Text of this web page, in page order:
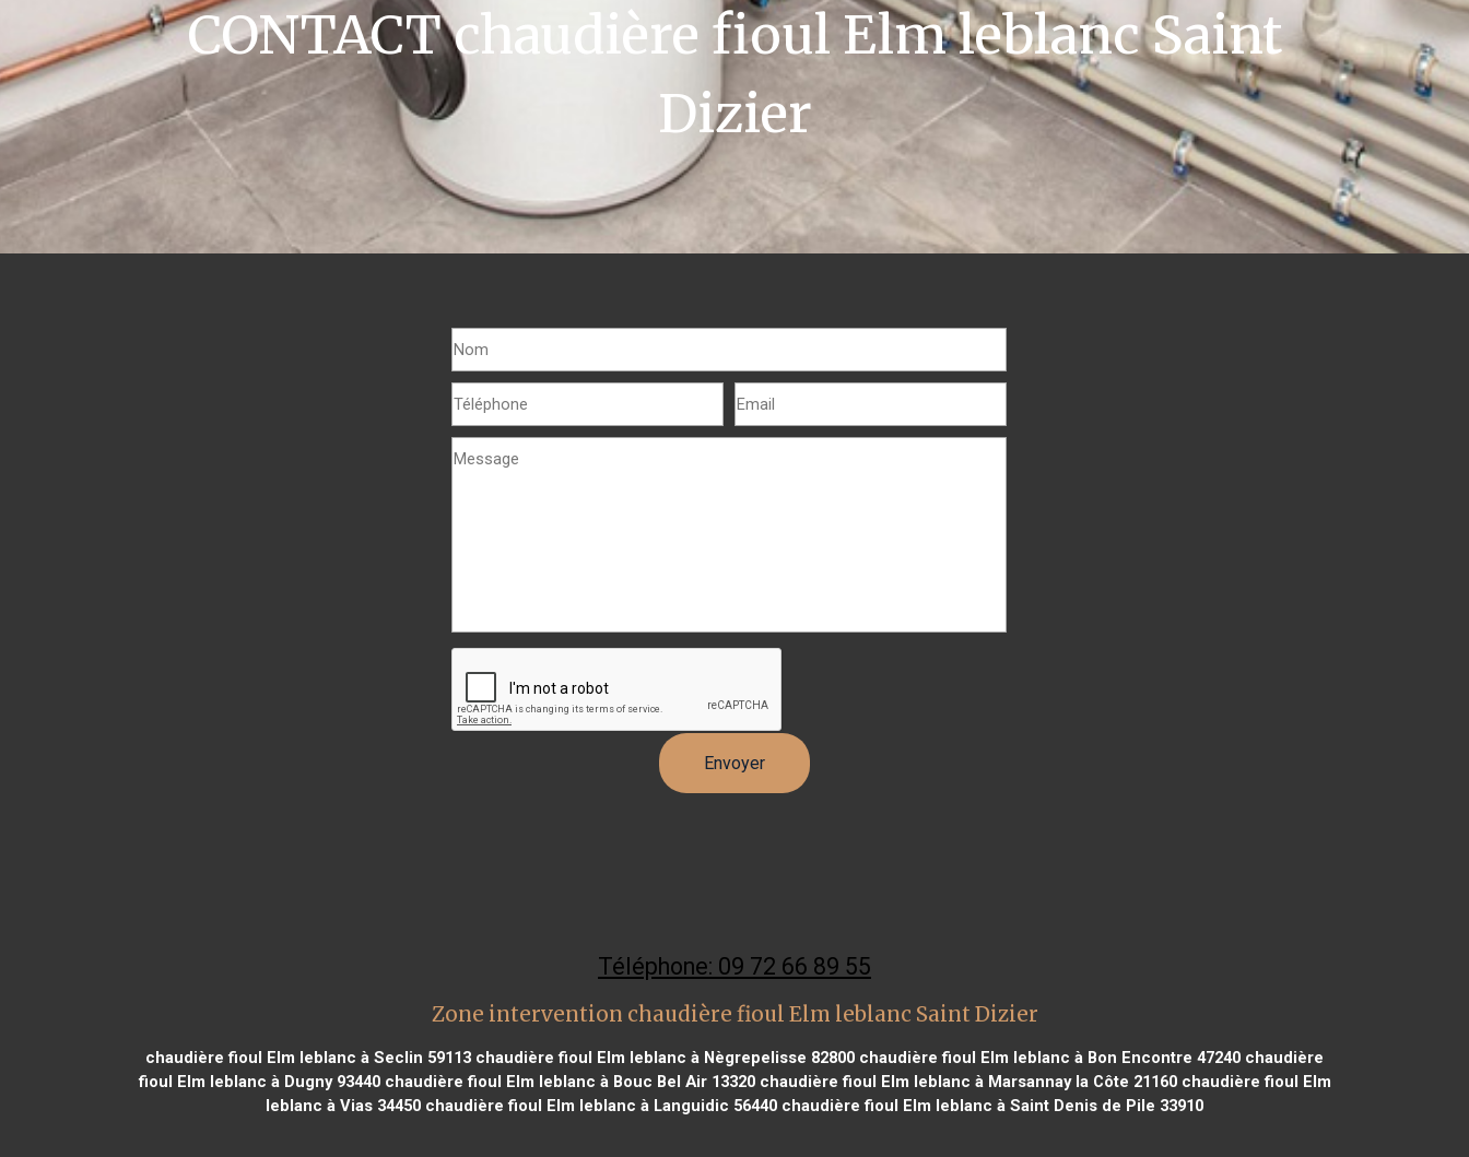
CONTACT chaudière fioul Elm leblanc Saint
Dizier
Téléphone: 09 72 66 89 55
Zone intervention chaudière fioul Elm leblanc Saint Dizier
chaudière fioul Elm leblanc à Seclin 59113 chaudière fioul Elm leblanc à Nègrepelisse 82800 chaudière fioul Elm leblanc à Bon Encontre 47240 chaudière
fioul Elm leblanc à Dugny 93440chaudière fioul Elm leblanc à Bouc Bel Air 13320chaudière fioul Elm leblanc à Marsannay la Côte 21160chaudière fioul Elm
leblanc à Vias 34450 chaudière fioul Elm leblanc à Languidic 56440 chaudière fioul Elm leblanc à Saint Denis de Pile 33910